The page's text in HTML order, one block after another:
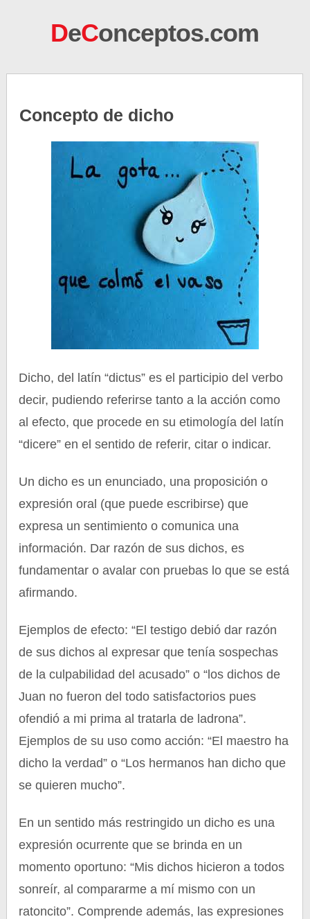
DeConceptos.com
Concepto de dicho
Dicho, del latín “dictus” es el participio del verbo
decir, pudiendo referirse tanto a la acción como
al efecto, que procede en su etimología del latín
“dicere” en el sentido de referir, citar o indicar.
Un dicho es un enunciado, una proposición o
expresión oral (que puede escribirse) que
expresa un sentimiento o comunica una
información. Dar razón de sus dichos, es
fundamentar o avalar con pruebas lo que se está
afirmando.
Ejemplos de efecto: “El testigo debió dar razón
de sus dichos al expresar que tenía sospechas
de la culpabilidad del acusado” o “los dichos de
Juan no fueron del todo satisfactorios pues
ofendió a mi prima al tratarla de ladrona”.
Ejemplos de su uso como acción: “El maestro ha
dicho la verdad” o “Los hermanos han dicho que
se quieren mucho”.
En un sentido más restringido un dicho es una
expresión ocurrente que se brinda en un
momento oportuno: “Mis dichos hicieron a todos
sonreír, al compararme a mí mismo con un
ratoncito”. Comprende además, las expresiones